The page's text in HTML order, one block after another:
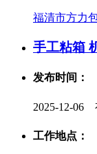
福清市方力
手工粘箱
发布时间：
2025-12-06
工作地点：